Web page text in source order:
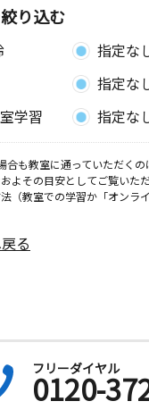
り込む
指定な
指定な
学習
指定な
も教室に通っていただくの
よその目安としてご覧いた
（教室での学習か「オンラ
る
フリーダイヤル
0120-